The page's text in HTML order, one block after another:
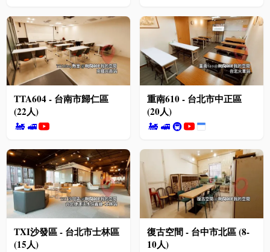
TTA604 - 台南市歸仁區
(22人)
🚂 🚅
重南610 - 台北市中正區
(20人)
🚂 🚅🚇
TXI沙發區 - 台北市士林區
(15人)
復古空間 - 台中市北區 (8-
10人)